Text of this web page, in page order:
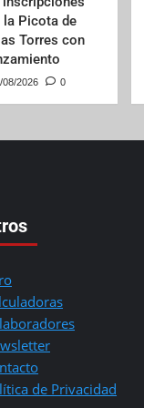
la Picota de
Torres con
08/2026 0
de Privacidad